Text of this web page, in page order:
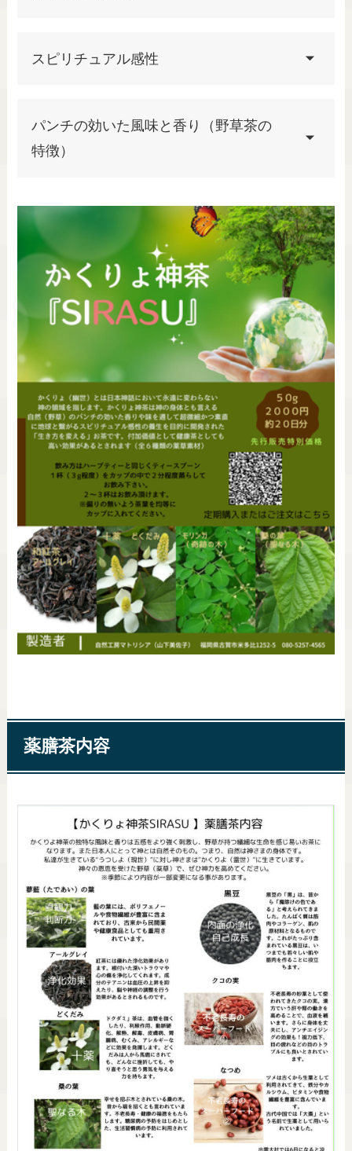
スピリチュアル感性
パンチの効いた風味と香り（野草茶の
特徴）
薬膳茶内容